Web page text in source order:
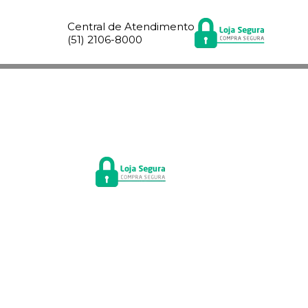
Central de Atendimento
(51) 2106-8000